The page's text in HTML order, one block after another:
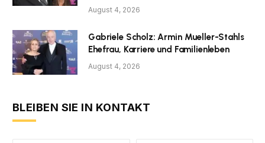
August 4, 2026
Gabriele Scholz: Armin Mueller-Stahls
Ehefrau, Karriere und Familienleben
August 4, 2026
BLEIBEN SIE IN KONTAKT